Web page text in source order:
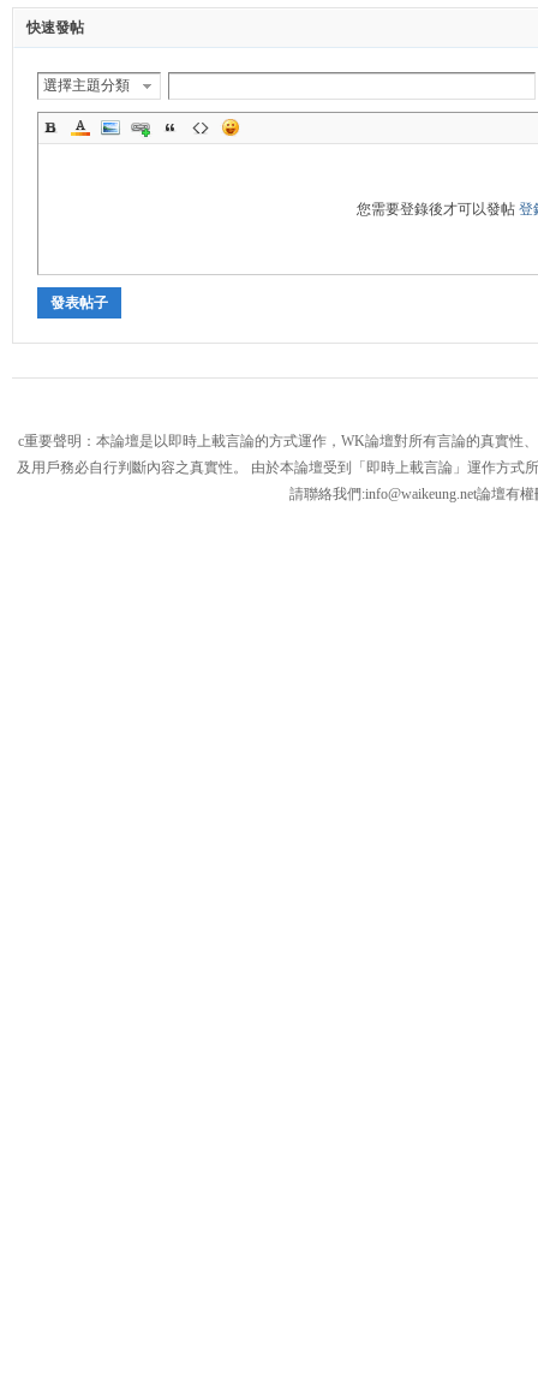
快速發帖
選擇主題分類
您需要登錄後才可以發帖登
發表帖子
c重要聲明：本論壇是以即時上載言論的方式運作，WK論壇對所有言論的真實
及用戶務必自行判斷內容之真實性。 由於本論壇受到「即時上載言論」運作方
請聯絡我們:info@waikeung.net論壇有